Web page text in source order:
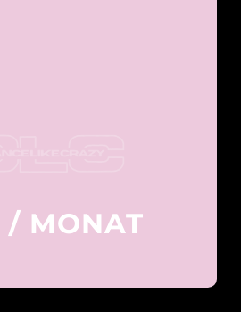
MONAT